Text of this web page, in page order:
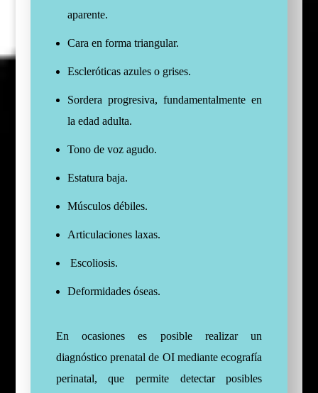
aparente.
Cara en forma triangular.
Escleróticas azules o grises.
Sordera progresiva, fundamentalmente en
la edad adulta.
Tono de voz agudo.
Estatura baja.
Músculos débiles.
Articulaciones laxas.
Escoliosis.
Deformidades óseas.
En ocasiones es posible realizar un
diagnóstico prenatal de OI mediante ecografía
perinatal, que permite detectar posibles